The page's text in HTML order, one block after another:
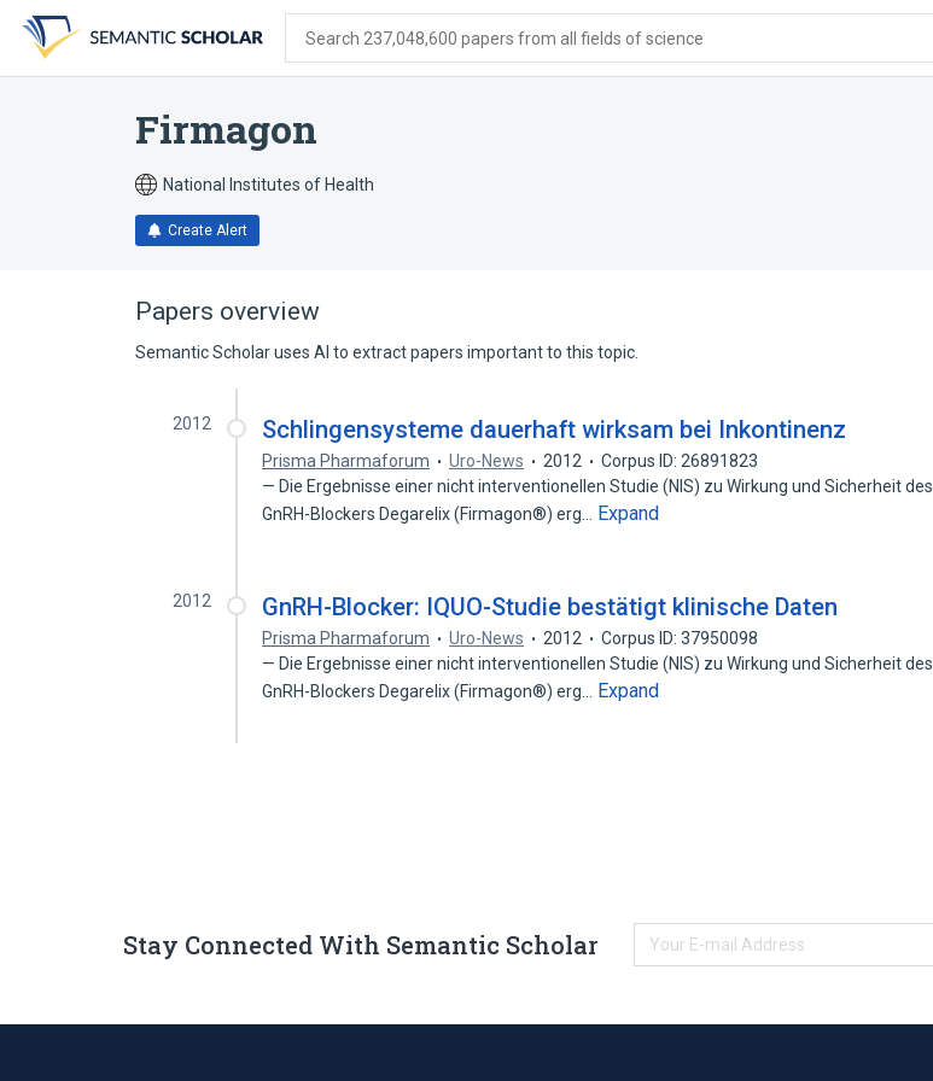
search
form
content
account
menu
Search 237,048,600 papers from all fields of science
Firmagon
National Institutes of Health
Create Alert
Papers overview
Semantic Scholar uses AI to extract papers important to this topic.
2012 Schlingensysteme dauerhaft wirksam bei Inkontinenz
Prisma Pharmaforum Uro-News 2012
Corpus ID: 26891823
— Die Ergebnisse einer nicht interventionellen Studie (NIS) zu Wirkung und Sicherheit des
GnRH-Blockers Degarelix (Firmagon®) erg…
Expand
2012 GnRH-Blocker: IQUO-Studie bestätigt klinische Daten
Prisma Pharmaforum Uro-News 2012
Corpus ID: 37950098
— Die Ergebnisse einer nicht interventionellen Studie (NIS) zu Wirkung und Sicherheit des
GnRH-Blockers Degarelix (Firmagon®) erg…
Expand
Stay Connected With Semantic Scholar